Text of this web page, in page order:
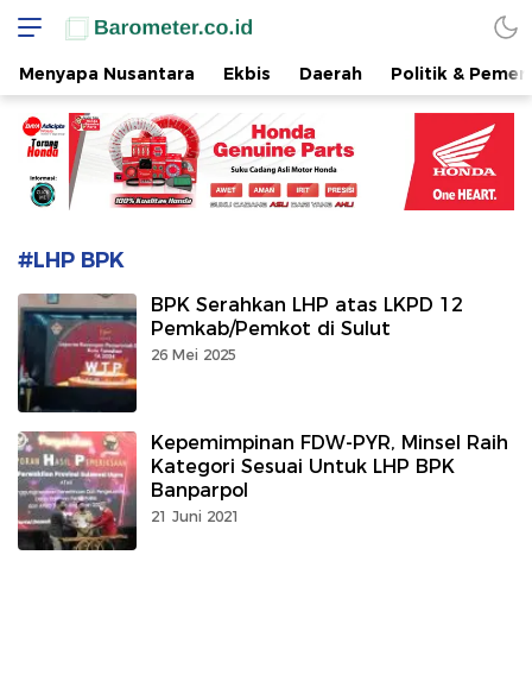
www.barometer.co.id
Berita Terkini di Sulawesi Utara
Menyapa Nusantara Ekbis Daerah Politik &
#LHP BPK
BPK Serahkan LHP atas LKPD 12
Pemkab/Pemkot di Sulut
26 Mei 2025
Kepemimpinan FDW-PYR, Minsel Raih
Kategori Sesuai Untuk LHP BPK
Banparpol
21 Juni 2021